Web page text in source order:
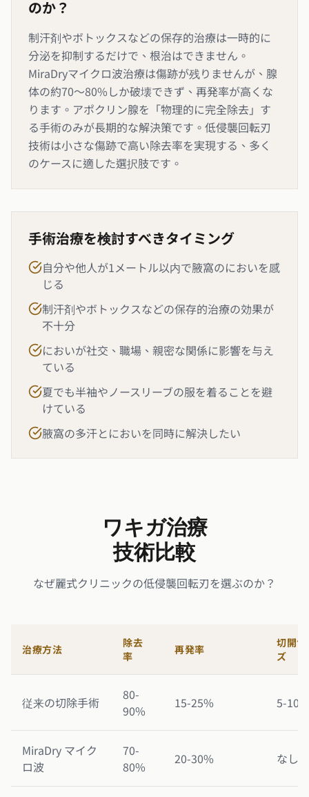
のか？
制汗剤やボトックスなどの保存的治療は一時的に
分泌を抑制するだけで、根治はできません。
MiraDryマイクロ波治療は傷跡が残りませんが、腺
体の約70～80%しか破壊できず、再発率が高くな
ります。アポクリン腺を「物理的に完全除去」す
る手術のみが長期的な解決策です。低侵襲回転刃
技術は小さな傷跡で高い除去率を実現する、多く
のケースに適した選択肢です。
手術治療を検討すべきタイミング
自分や他人が1メートル以内で腋窩のにおいを感
じる
制汗剤やボトックスなどの保存的治療の効果が
不十分
においが社交、職場、親密な関係に影響を与え
ている
夏でも半袖やノースリーブの服を着ることを避
けている
腋窩の多汗とにおいを同時に解決したい
ワキガ治療
技術比較
なぜ麗式クリニックの低侵襲回転刃を選ぶのか？
治療方法
除去
率
再発率
切開
ズ
従来の切除手術
80-
90%
15-25% 5-10
MiraDry マイク
ロ波
70-
80%
20-30% なし